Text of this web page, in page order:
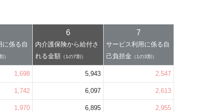
に係る自
）
6
内介護保険から給付さ
れる金額 （1の7割）
7
サービス利用に係る自
己負担金 （1の3割）
1,698 5,943 2,547
1,742 6,097 2,613
1,970 6,895 2,955